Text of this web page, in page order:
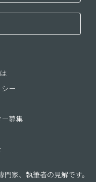
ー
募集
家、執筆者の見解です。